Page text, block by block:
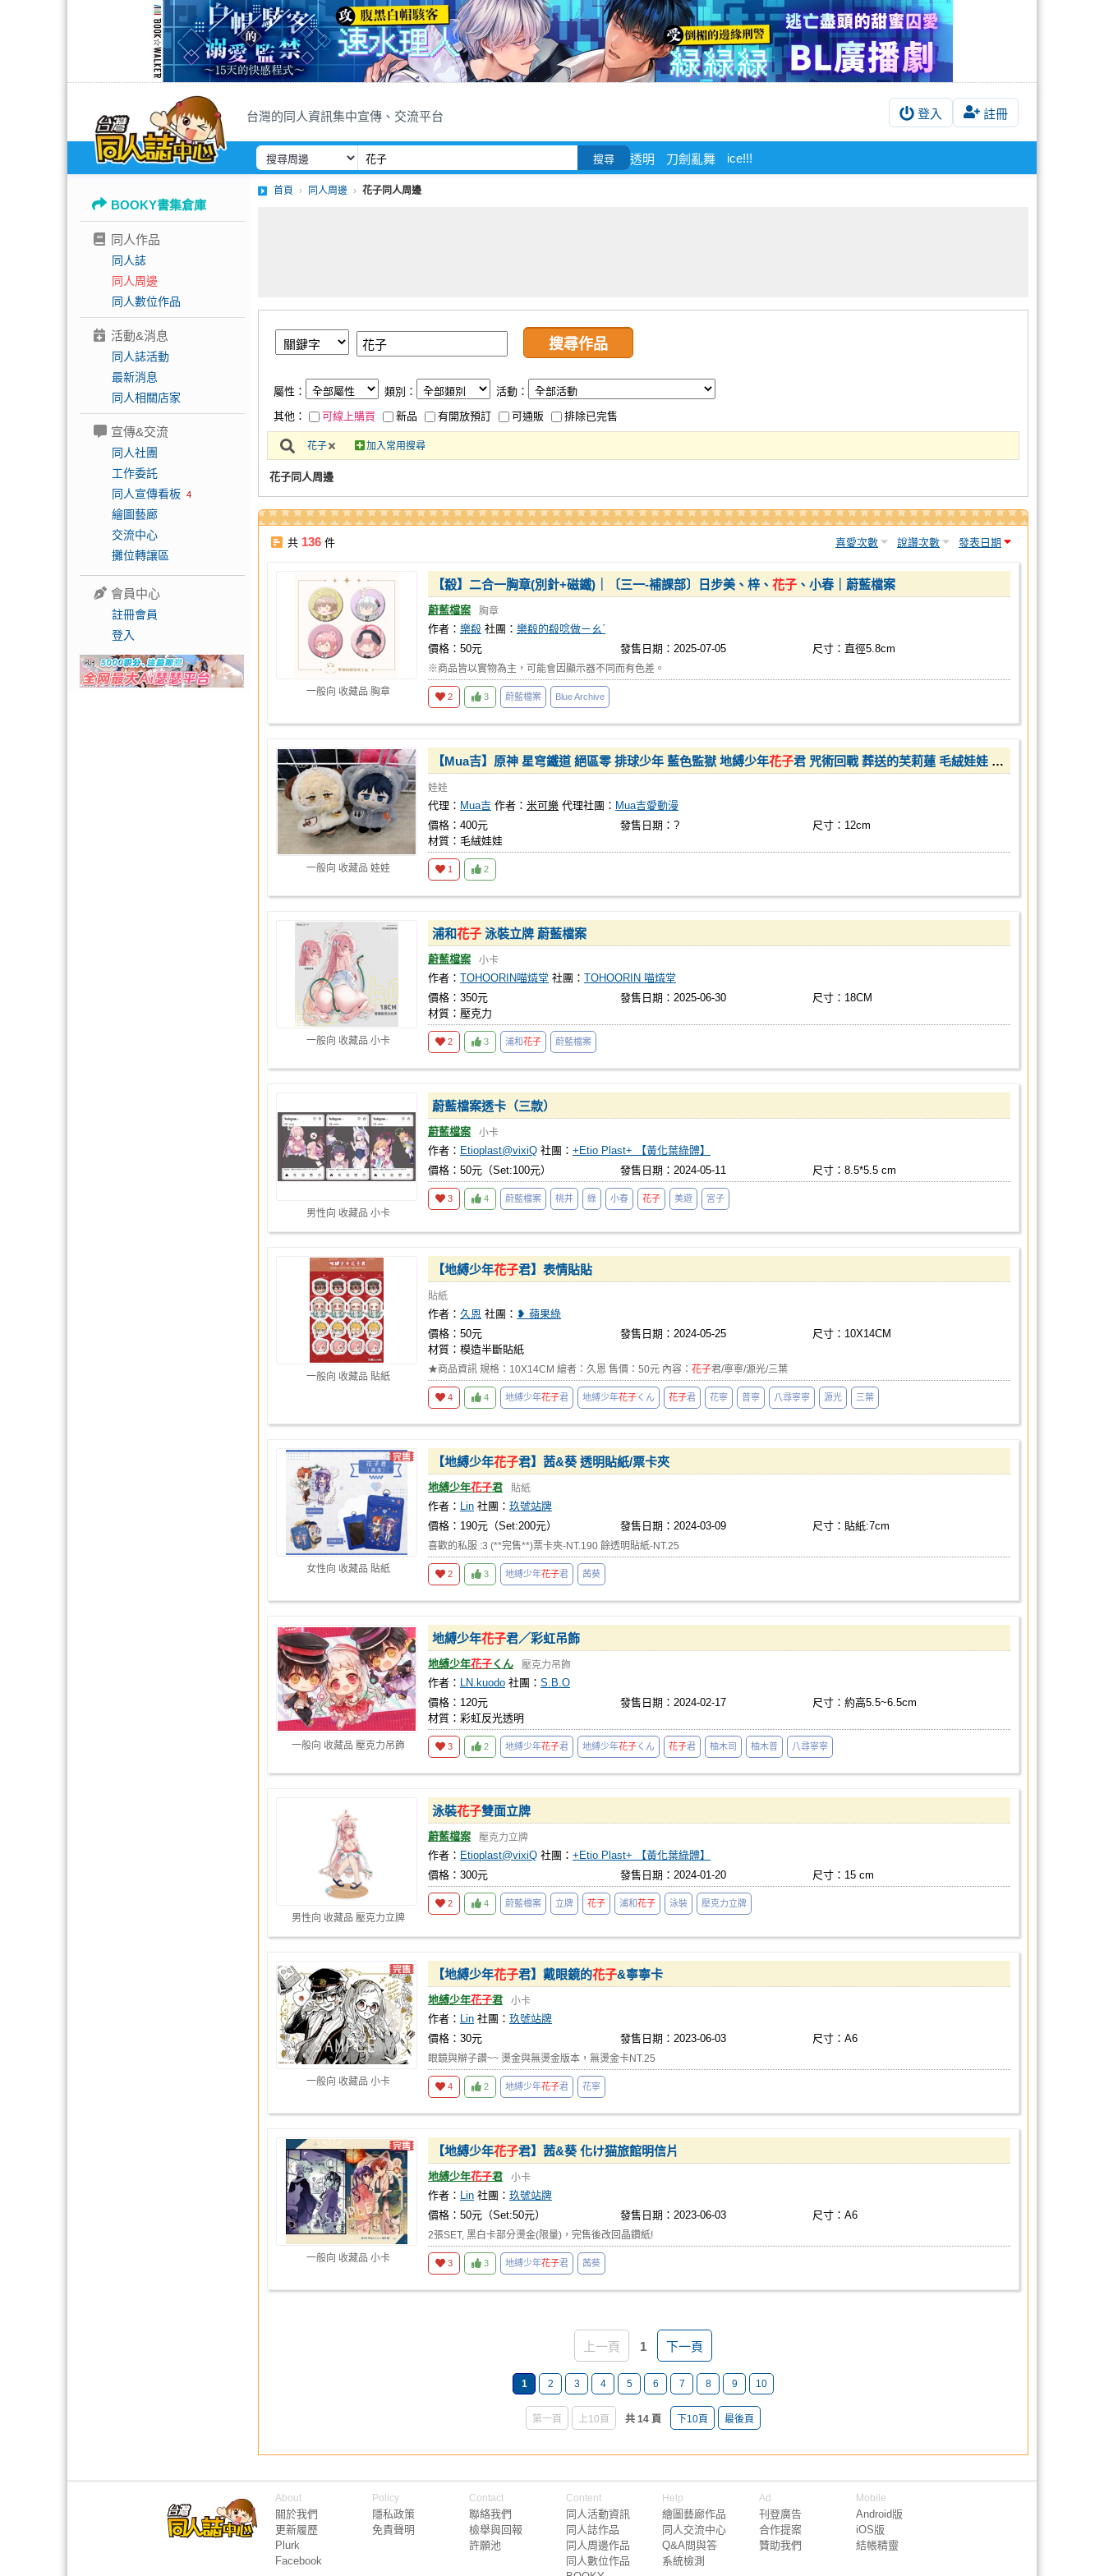
台灣的同人資訊集中宣傳、交流平台 登入 註冊
搜尋 透明 刀劍亂舞 ice!!!
BOOKY書集倉庫
同人作品
同人誌
同人周邊
同人數位作品
活動&消息
同人誌活動
最新消息
同人相關店家
宣傳&交流
同人社團
工作委託
同人宣傳看板 4
繪圖藝廊
交流中心
攤位轉讓區
會員中心
註冊會員
登入
首頁 同人周邊 花子同人周邊
屬性： 類別：
活動：
其他：
可線上購買 新品 有開放預訂 可通販 排除已完售
花子 加入常用搜尋
花子同人周邊
共 136 件 喜愛次數 說讚次數 發表日期
一般向 收藏品 胸章
【殽】二合一胸章(別針+磁鐵)｜〔三一-補課部〕日步美、梓、 花子 、小春｜蔚藍檔案
蔚藍檔案 胸章
作者： 樂殽 社團： 樂殽的殽唸做ㄧㄠˊ
價格：50元
發售日期：2025-07-05 尺寸：直徑5.8cm
※商品皆以實物為主，可能會因顯示器不同而有色差。
2 3 蔚藍檔案 Blue Archive
一般向 收藏品 娃娃
【Mua吉】原神 星穹鐵道 絕區零 排球少年 藍色監獄 地縛少年花子君 咒術回戰 葬送的芙莉蓮 毛絨娃娃 12cm
娃娃
代理： Mua吉 作者： 米可樂 代理社團： Mua吉愛動漫
價格：400元
發售日期：?
尺寸：12cm
材質：毛絨娃娃
1 2
一般向 收藏品 小卡
浦和花子 泳裝立牌 蔚藍檔案
蔚藍檔案 小卡
作者： TOHOORIN喵燐堂 社團： TOHOORIN 喵燐堂
價格：350元
發售日期：2025-06-30
尺寸：18CM
材質：壓克力
2 3 浦和花子 蔚藍檔案
男性向 收藏品 小卡
蔚藍檔案透卡（三款）
蔚藍檔案 小卡
作者： Etioplast@vixiQ 社團： +Etio Plast+ 【黃化葉綠體】
價格：50元（Set:100元）
發售日期：2024-05-11 尺寸：8.5*5.5 cm
3 4 蔚藍檔案 桃井 綠 小春 花子 美遊 宮子
一般向 收藏品 貼紙
【地縛少年花子君】表情貼貼
貼紙
作者： 久恩 社團： ❥ 蘋果綠
價格：50元
發售日期：2024-05-25
尺寸：10X14CM
材質：模造半斷貼紙
★商品資訊 規格：10X14CM 繪者：久恩 售價：50元 內容： 花子君/寧寧/源光/三葉
4 4 地縛少年花子君 地縛少年花子くん 花子君 花寧 普寧 八尋寧寧 源光 三葉
女性向 收藏品 貼紙
【地縛少年花子君】茜&葵 透明貼紙/票卡夾
地縛少年花子君 貼紙
作者： Lin 社團： 玖號站牌
價格：190元（Set:200元）
發售日期：2024-03-09 尺寸：貼紙:7cm
喜歡的私服 :3 (**完售**)票卡夾-NT.190 餘透明貼紙-NT.25
2 3 地縛少年花子君 茜葵
一般向 收藏品 壓克力吊飾
地縛少年花子君／彩虹吊飾
地縛少年花子くん 壓克力吊飾
作者： LN.kuodo 社團： S.B.O
價格：120元
發售日期：2024-02-17
尺寸：約高5.5~6.5cm
材質：彩虹反光透明
3 2 地縛少年花子君 地縛少年花子くん 花子君 柚木司 柚木普 八尋寧寧
男性向 收藏品 壓克力立牌
泳裝花子雙面立牌
蔚藍檔案 壓克力立牌
作者： Etioplast@vixiQ 社團： +Etio Plast+ 【黃化葉綠體】
價格：300元
發售日期：2024-01-20 尺寸：15 cm
2 4 蔚藍檔案 立牌 花子 浦和花子 泳裝 壓克力立牌
一般向 收藏品 小卡
【地縛少年花子君】戴眼鏡的花子&寧寧卡
地縛少年花子君 小卡
作者： Lin 社團： 玖號站牌
價格：30元
發售日期：2023-06-03 尺寸：A6
眼鏡與辮子讚~~ 燙金與無燙金版本，無燙金卡NT.25
4 2 地縛少年花子君 花寧
一般向 收藏品 小卡
【地縛少年花子君】茜&葵 化け猫旅館明信片
地縛少年花子君 小卡
作者： Lin 社團： 玖號站牌
價格：50元（Set:50元）
發售日期：2023-06-03 尺寸：A6
2張SET, 黑白卡部分燙金(限量)，完售後改回晶鑽紙!
3 3 地縛少年花子君 茜葵
上一頁 1 下一頁
1 2 3 4 5 6 7 8 9 10
第一頁 上10頁 共 14 頁 下10頁 最後頁
About
關於我們
更新履歷
Plurk
Facebook
Policy
隱私政策
免責聲明
Contact
聯絡我們
檢舉與回報
許願池
Content
同人活動資訊
同人誌作品
同人周邊作品
同人數位作品
Help
繪圖藝廊作品
同人交流中心
Q&A問與答
系統檢測
Ad
刊登廣告
合作提案
贊助我們
Mobile
Android版
iOS版
結帳精靈